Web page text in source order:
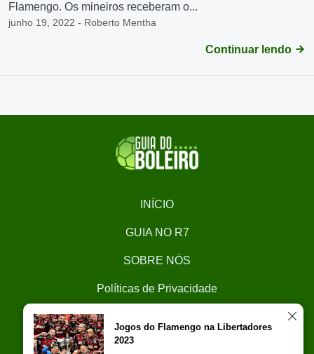
Flamengo. Os mineiros receberam o...
junho 19, 2022 - Roberto Mentha
Continuar lendo
INÍCIO
GUIA NO R7
SOBRE NÓS
Políticas de Privacidade
Trabalhe Conosco
Jogos do Flamengo na Libertadores
2023